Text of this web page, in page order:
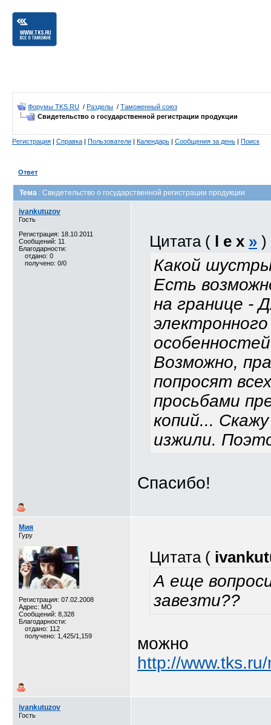
Форумы TKS.RU / Разделы / Таможенный союз
Свидетельство о государственной регистрации продукции
Регистрация | Справка | Пользователи | Календарь | Сообщения за день | Поиск
Ответ
Тема : Свидетельство о государственной регистрации продукции
ivankutuzov
Гость
Регистрация: 18.10.2011
Сообщений: 11
Благодарности:
отдано: 0
получено: 0/0
Цитата ( l e x » )
Какой
Есть
на границе -
Возможно,
попросят
просьбами
копий...
изжили.
Спасибо!
Мия
Гуру
Регистрация: 07.02.2008
Адрес: МО
Сообщений: 8,328
Благодарности:
отдано: 112
получено: 1,425/1,159
Цитата (
А еще
завезти??
можно
http://
ivankutuzov
Гость